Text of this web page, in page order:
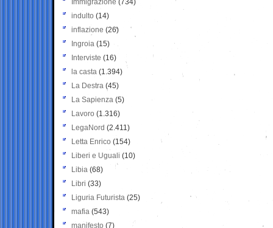
Immigrazione (734)
indulto (14)
inflazione (26)
Ingroia (15)
Interviste (16)
la casta (1.394)
La Destra (45)
La Sapienza (5)
Lavoro (1.316)
LegaNord (2.411)
Letta Enrico (154)
Liberi e Uguali (10)
Libia (68)
Libri (33)
Liguria Futurista (25)
mafia (543)
manifesto (7)